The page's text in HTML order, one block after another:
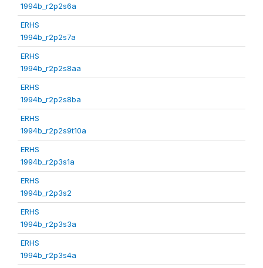
1994b_r2p2s6a
ERHS
1994b_r2p2s7a
ERHS
1994b_r2p2s8aa
ERHS
1994b_r2p2s8ba
ERHS
1994b_r2p2s9t10a
ERHS
1994b_r2p3s1a
ERHS
1994b_r2p3s2
ERHS
1994b_r2p3s3a
ERHS
1994b_r2p3s4a